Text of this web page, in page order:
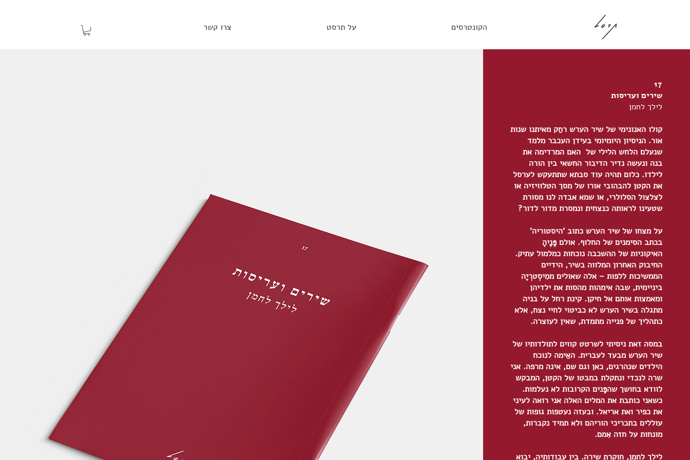
הקונטרסים על תרסט צרו קשר
17
שירים ועריסות
לילך לחמן
קולו האנונימי של שיר הערש רחַק מאיתנו שנות
אור. הניסיון היומיומי בעידן העכבר מלמד
שנעלם הלחש הלילי של האם המרדימה את
בנה ונעשה נדיר הדיבור החשאי בין הורה
לילדו. כלום תהיה עוד סבתא שתתעקש לערסל
את הקטן להבהובי אורו של מסך הטלוויזיה או
לצלצול הסלולרי, או שמא אבדה לנו מסורת
שטעינו לראותה כנצחית ונמסרת מדור לדור?
על מצחו של שיר הערש כתוב 'היסטוריה'
בכתב הסימנים של החלוף. אולם פָּנֵֶיהָ
האיקוניות של ההשכבה נוכחות כמלמול עתיק.
החיבוק האחרון המלווה בשיר, הידיים
הממשיכות ללפות – אלה שאולים ממִיסְטרְיָה
ביניימית, שבה אימהות מהסות את ילדיהן
ומאמצות אותם אל חיקן. קינת רחל על בניה
מתגלה בשיר הערש לא כביטוי לחיי נצח, אלא
כתהליך של פנייה מתמדת, שאין לעוצרה.
במסה זאת ניסיתי לשרטט קווים לתולדותיו של
שיר הערש מבעד לעברית. האֵימה לנוכח
הילדים שנהרגים, כאן וגם שם, אינה מרפה. אני
שרה לנכדי ונתקלת במבטו של הקטן, המבקש
לוודא בחושך שהפָּנים הקרובות לא נעלמות.
כשאני כותבת את המלים האלה אני רואה לעיני
את כפיר ואת אריאל. ובעזה נעטפות גופות של
עוללים בתכריכי הוריהם ולא תמיד נקברות,
מונחות על חזה אִמם.
לילך לחמן, חוקרת שירה. בין עבודותיה, יבוא